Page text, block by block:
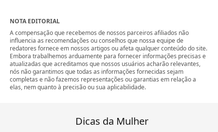
NOTA EDITORIAL
A compensação que recebemos de nossos parceiros afiliados não
influencia as recomendações ou conselhos que nossa equipe de
redatores fornece em nossos artigos ou afeta qualquer conteúdo do site.
Embora trabalhemos arduamente para fornecer informações precisas e
atualizadas que acreditamos que nossos usuários acharão relevantes,
nós não garantimos que todas as informações fornecidas sejam
completas e não fazemos representações ou garantias em relação a
elas, nem quanto à precisão ou sua aplicabilidade.
Dicas da Mulher